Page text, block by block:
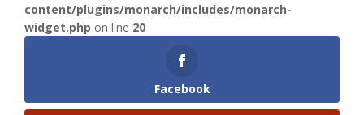
content/plugins/monarch/includes/monarch-
widget.php on line 20
Facebook